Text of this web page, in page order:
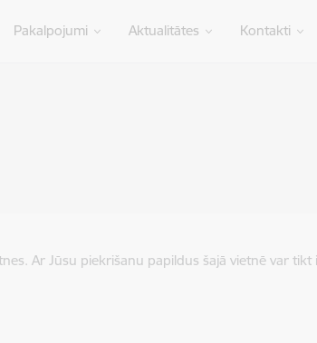
Pakalpojumi Aktualitātes Kontakti
Ar Jūsu piekrišanu papildus šajā vietnē var